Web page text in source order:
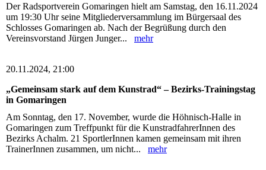
Der Radsportverein Gomaringen hielt am Samstag, den 16.11.2024
um 19:30 Uhr seine Mitgliederversammlung im Bürgersaal des
Schlosses Gomaringen ab. Nach der Begrüßung durch den
Vereinsvorstand Jürgen Junger... mehr
20.11.2024, 21:00
„Gemeinsam stark auf dem Kunstrad“ – Bezirks-Trainingstag
in Gomaringen
Am Sonntag, den 17. November, wurde die Höhnisch-Halle in
Gomaringen zum Treffpunkt für die KunstradfahrerInnen des
Bezirks Achalm. 21 SportlerInnen kamen gemeinsam mit ihren
TrainerInnen zusammen, um nicht... mehr